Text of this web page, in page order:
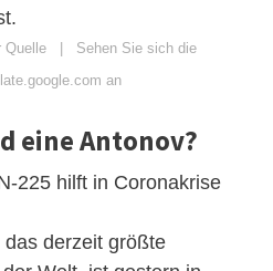
Quelle | Sehen Sie sich die
an
eine Antonov?
225 hilft in Coronakrise
das derzeit größte